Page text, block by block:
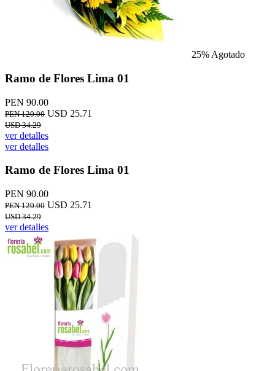
25% Agotado
Ramo de Flores Lima 01
PEN 90.00
PEN 120.00 USD 25.71
USD 34.29
ver detalles
ver detalles
Ramo de Flores Lima 01
PEN 90.00
PEN 120.00 USD 25.71
USD 34.29
ver detalles